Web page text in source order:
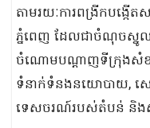
តាមរយៈការពង្រីកបង្កើត
ភ្នំពេញ ដែលជាចំណុចស្នូ
ចំណោមបណ្តាញទីក្រុងសំខាន់
ទំនាក់ទំនងនយោបាយ, សេ
ទេសចរណ៍របស់តំបន់ និ